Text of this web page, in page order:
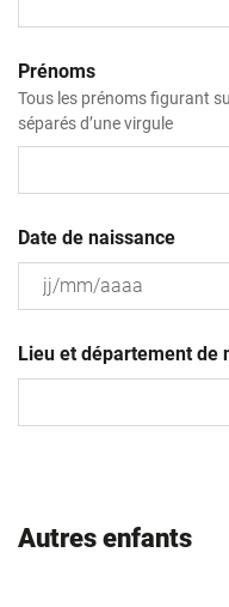
Prénoms
Tous les prénoms figurant
séparés d’une virgule
Date de naissance
slash
MM
Lieu et département de
Autres enfants